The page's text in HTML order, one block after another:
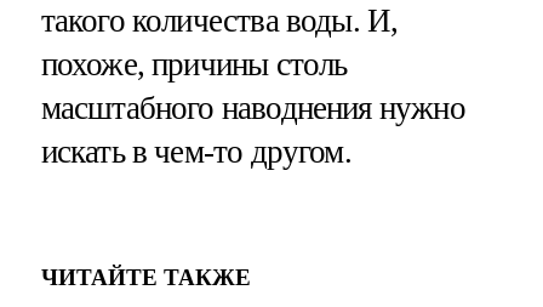
такого количества воды. И,
похоже, причины столь
масштабного наводнения нужно
искать в чем-то другом.
ЧИТАЙТЕ ТАКЖЕ